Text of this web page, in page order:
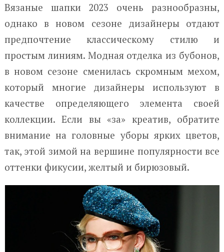
Вязаные шапки 2023 очень разнообразны,
однако в новом сезоне дизайнеры отдают
предпочтение классическому стилю и
простым линиям. Модная отделка из бубонов,
в новом сезоне сменилась скромным мехом,
который многие дизайнеры используют в
качестве определяющего элемента своей
коллекции. Если вы «за» креатив, обратите
внимание на головные уборы ярких цветов,
так, этой зимой на вершине популярности все
оттенки фикусии, желтый и бирюзовый.